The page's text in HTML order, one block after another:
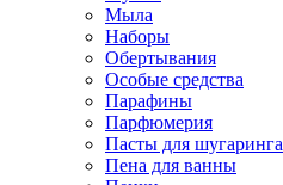
Мыла
Наборы
Обертывания
Особые средства
Парафины
Парфюмерия
Пасты для шугаринга
Пена для ванны